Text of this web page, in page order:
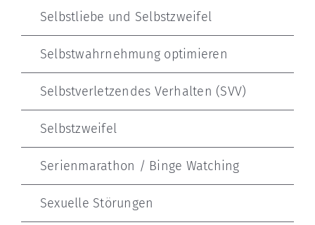
Selbstliebe und Selbstzweifel
Selbstwahrnehmung optimieren
Selbstverletzendes Verhalten (SVV)
Selbstzweifel
Serienmarathon / Binge Watching
Sexuelle Störungen